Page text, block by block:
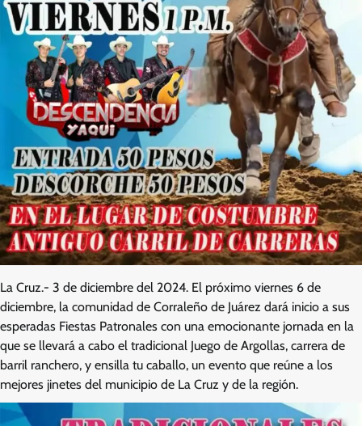
La Cruz.- 3 de diciembre del 2024. El próximo viernes 6 de
diciembre, la comunidad de Corraleño de Juárez dará inicio a sus
esperadas Fiestas Patronales con una emocionante jornada en la
que se llevará a cabo el tradicional Juego de Argollas, carrera de
barril ranchero, y ensilla tu caballo, un evento que reúne a los
mejores jinetes del municipio de La Cruz y de la región.